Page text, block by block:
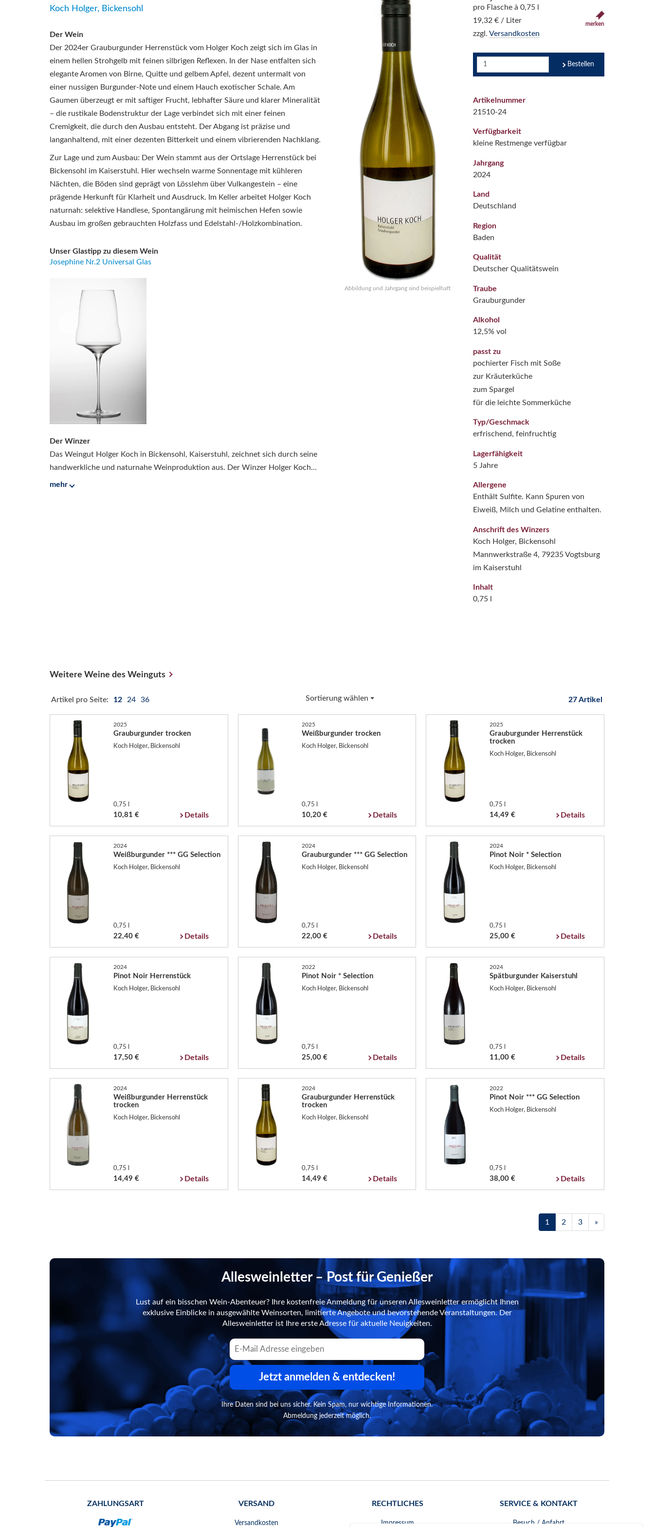
Koch Holger, Bickensohl
Der Wein
Der 2024er Grauburgunder Herrenstück vom Holger Koch zeigt sich im Glas in
einem hellen Strohgelb mit feinen silbrigen Reflexen. In der Nase entfalten sich
elegante Aromen von Birne, Quitte und gelbem Apfel, dezent untermalt von
einer nussigen Burgunder-Note und einem Hauch exotischer Schale. Am
Gaumen überzeugt er mit saftiger Frucht, lebhafter Säure und klarer Mineralität
– die rustikale Bodenstruktur der Lage verbindet sich mit einer feinen
Cremigkeit, die durch den Ausbau entsteht. Der Abgang ist präzise und
langanhaltend, mit einer dezenten Bitterkeit und einem vibrierenden Nachklang.
Zur Lage und zum Ausbau: Der Wein stammt aus der Orts­lage Herrenstück bei
Bickensohl im Kaiserstuhl. Hier wechseln warme Sonnentage mit kühleren
Nächten, die Böden sind geprägt von Lösslehm über Vulkan­gestein – eine
prägende Herkunft für Klarheit und Ausdruck. Im Keller arbeitet Holger Koch
naturnah: selektive Handlese, Spontangärung mit heimischen Hefen sowie
Ausbau im großen gebrauchten Holzfass und Edelstahl-/Holzkombination.
Unser Glastipp zu diesem Wein
Josephine Nr.2 Universal Glas
Der Winzer
Das Weingut Holger Koch in Bickensohl, Kaiserstuhl, zeichnet sich durch seine
handwerkliche und naturnahe Weinproduktion aus. Der Winzer Holger Koch...
mehr
Abbildung und Jahrgang sind beispielhaft
pro Flasche à 0,75 l
19,32 € / Liter
zzgl. Versandkosten
merken
Bestellen
Artikelnummer
21510-24
Verfügbarkeit
kleine Restmenge verfügbar
Jahrgang
2024
Land
Deutschland
Region
Baden
Qualität
Deutscher Qualitätswein
Traube
Grauburgunder
Alkohol
12,5% vol
passt zu
pochierter Fisch mit Soße
zur Kräuterküche
zum Spargel
für die leichte Sommerküche
Typ/Geschmack
erfrischend, feinfruchtig
Lagerfähigkeit
5 Jahre
Allergene
Enthält Sulfite. Kann Spuren von
Eiweiß, Milch und Gelatine enthalten.
Anschrift des Winzers
Koch Holger, Bickensohl
Mannwerkstraße 4, 79235 Vogtsburg
im Kaiserstuhl
Inhalt
0,75 l
Weitere Weine des Weinguts
Artikel pro Seite: 12 24 36 Sortierung wählen 27 Artikel
2025
Grauburgunder trocken
Koch Holger, Bickensohl
0,75 l
10,81 € Details
2025
Weißburgunder trocken
Koch Holger, Bickensohl
0,75 l
10,20 € Details
2025
Grauburgunder Herrenstück
trocken
Koch Holger, Bickensohl
0,75 l
14,49 € Details
2024
Weißburgunder *** GG Selection
Koch Holger, Bickensohl
0,75 l
22,40 € Details
2024
Grauburgunder *** GG Selection
Koch Holger, Bickensohl
0,75 l
22,00 € Details
2024
Pinot Noir * Selection
Koch Holger, Bickensohl
0,75 l
25,00 € Details
2024
Pinot Noir Herrenstück
Koch Holger, Bickensohl
0,75 l
17,50 € Details
2022
Pinot Noir * Selection
Koch Holger, Bickensohl
0,75 l
25,00 € Details
2024
Spätburgunder Kaiserstuhl
Koch Holger, Bickensohl
0,75 l
11,00 € Details
2024
Weißburgunder Herrenstück
trocken
Koch Holger, Bickensohl
0,75 l
14,49 € Details
2024
Grauburgunder Herrenstück
trocken
Koch Holger, Bickensohl
0,75 l
14,49 € Details
2022
Pinot Noir *** GG Selection
Koch Holger, Bickensohl
0,75 l
38,00 € Details
1 2 3 »
Allesweinletter – Post für Genießer
Lust auf ein bisschen Wein-Abenteuer? Ihre kostenfreie Anmeldung für unseren Allesweinletter ermöglicht Ihnen
exklusive Einblicke in ausgewählte Weinsorten, limitierte Angebote und bevorstehende Veranstaltungen. Der
Allesweinletter ist Ihre erste Adresse für aktuelle Neuigkeiten.
Jetzt anmelden & entdecken!
Ihre Daten sind bei uns sicher. Kein Spam, nur wichtige Informationen.
Abmeldung jederzeit möglich.
ZAHLUNGSART VERSAND
Versandkosten
RECHTLICHES
Impressum
SERVICE & KONTAKT
Besuch / Anfahrt